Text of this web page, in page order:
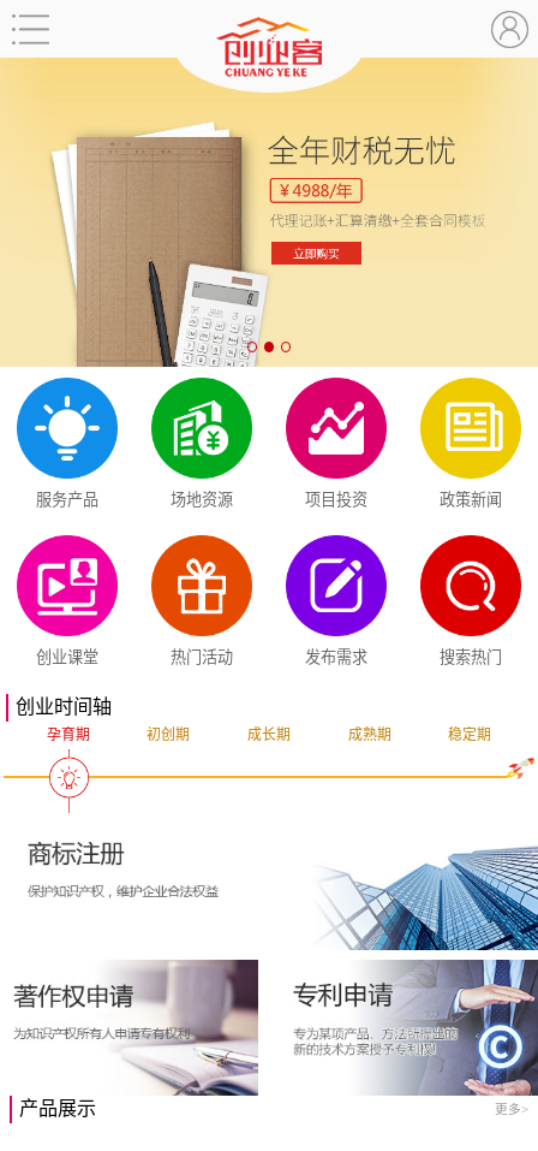
服务产品 场地资源 项目投资 政策新闻
创业课堂 热门活动 发布需求 搜索热门
创业时间轴
孕育期 初创期 成长期 成熟期 稳定期
产品展示 更多>